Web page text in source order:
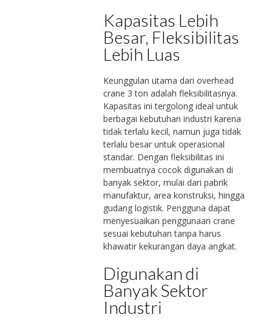
Kapasitas Lebih
Besar, Fleksibilitas
Lebih Luas
Keunggulan utama dari overhead
crane 3 ton adalah fleksibilitasnya.
Kapasitas ini tergolong ideal untuk
berbagai kebutuhan industri karena
tidak terlalu kecil, namun juga tidak
terlalu besar untuk operasional
standar. Dengan fleksibilitas ini
membuatnya cocok digunakan di
banyak sektor, mulai dari pabrik
manufaktur, area konstruksi, hingga
gudang logistik. Pengguna dapat
menyesuaikan penggunaan crane
sesuai kebutuhan tanpa harus
khawatir kekurangan daya angkat.
Digunakan di
Banyak Sektor
Industri